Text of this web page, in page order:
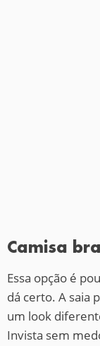
Camisa
Essa opção é
dá certo. A saia
um look
Invista sem